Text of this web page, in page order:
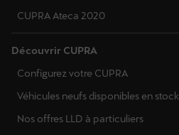
CUPRA Ateca 2020
Découvrir CUPRA
Configurez votre CUPRA
Véhicules neufs disponibles en stock
Nos offres LLD à particuliers